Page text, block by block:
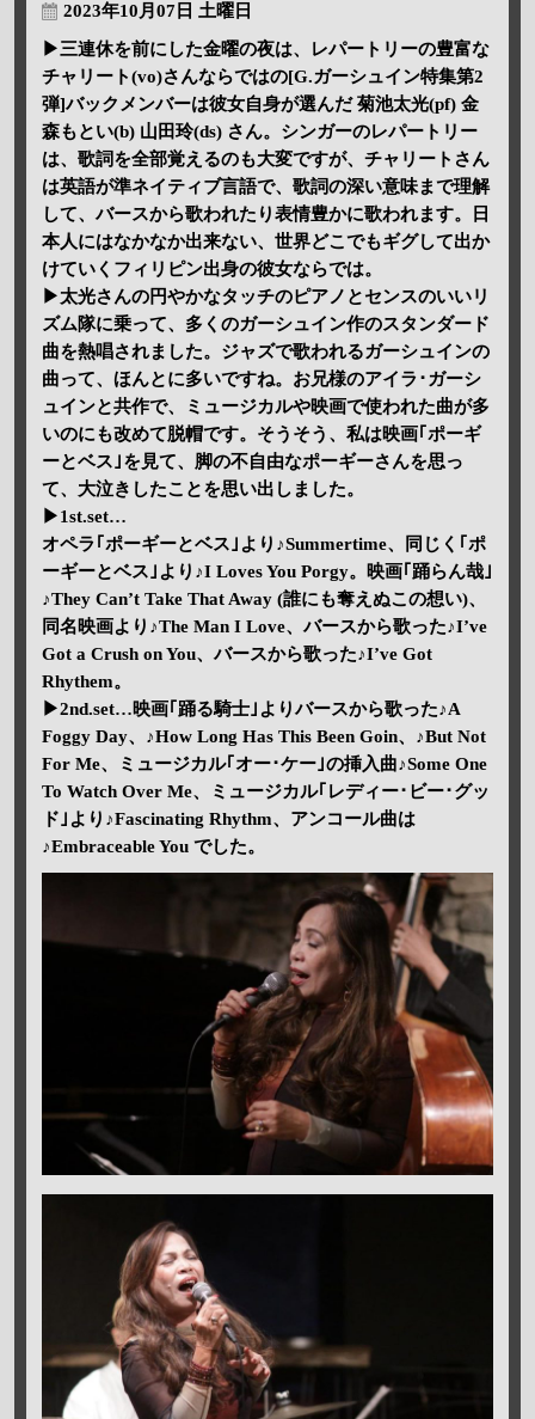
2023年10月07日 土曜日
▶三連休を前にした金曜の夜は、レパートリーの豊富な
チャリート(vo)さんならではの[G.ガーシュイン特集第2
弾]バックメンバーは彼女自身が選んだ 菊池太光(pf) 金
森もとい(b) 山田玲(ds) さん。シンガーのレパートリー
は、歌詞を全部覚えるのも大変ですが、チャリートさん
は英語が準ネイティブ言語で、歌詞の深い意味まで理解
して、バースから歌われたり表情豊かに歌われます。日
本人にはなかなか出来ない、世界どこでもギグして出か
けていくフィリピン出身の彼女ならでは。
▶太光さんの円やかなタッチのピアノとセンスのいいリ
ズム隊に乗って、多くのガーシュイン作のスタンダード
曲を熱唱されました。ジャズで歌われるガーシュインの
曲って、ほんとに多いですね。お兄様のアイラ･ガーシ
ュインと共作で、ミュージカルや映画で使われた曲が多
いのにも改めて脱帽です。そうそう、私は映画｢ポーギ
ーとベス｣を見て、脚の不自由なポーギーさんを思っ
て、大泣きしたことを思い出しました。
▶1st.set…
オペラ｢ポーギーとベス｣より♪Summertime、同じく｢ポ
ーギーとベス｣より♪I Loves You Porgy。映画｢踊らん哉｣
♪They Can’t Take That Away (誰にも奪えぬこの想い)、
同名映画より♪The Man I Love、バースから歌った♪I’ve
Got a Crush on You、バースから歌った♪I’ve Got
Rhythem。
▶2nd.set…映画｢踊る騎士｣よりバースから歌った♪A
Foggy Day、♪How Long Has This Been Goin、♪But Not
For Me、ミュージカル｢オー･ケー｣の挿入曲♪Some One
To Watch Over Me、ミュージカル｢レディー･ビー･グッ
ド｣より♪Fascinating Rhythm、アンコール曲は
♪Embraceable You でした。